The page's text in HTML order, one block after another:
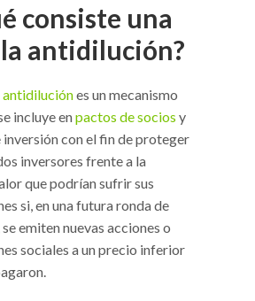
consiste una
antidilución?
antidiluciónes un mecanismo
incluye enpactos de socios y
con el fin de proteger
inversores frente a la
que podrían sufrir sus
si, en una futura ronda de
emiten nuevas acciones o
sociales a un precio inferior